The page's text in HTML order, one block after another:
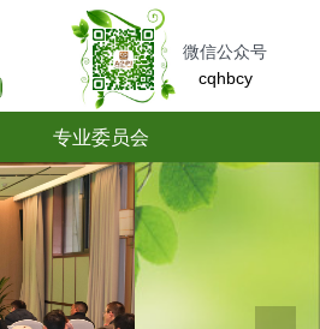
微信公众号
cqhbcy
专业委员会
专业委员会